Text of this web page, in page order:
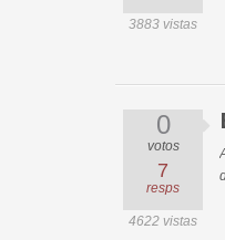
3883 vistas
0
votos
7
resps
4622 vistas